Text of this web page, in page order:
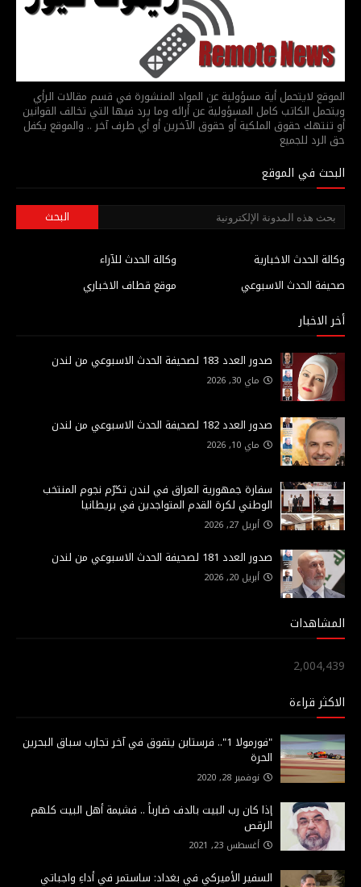
الموقع لايتحمل أية مسؤولية عن المواد المنشورة في قسم مقالات الرأي
ويتحمل الكاتب كامل المسؤولية عن أرائه وما يرد فيها التي تخالف القوانين
أو تنتهك حقوق الملكية أو حقوق الآخرين أو أي طرف آخر .. والموقع يكفل
حق الرد للجميع
البحث في الموقع
وكالة الحدث للآراء
وكالة الحدث الاخبارية
موقع قطاف الاخباري
صحيفة الحدث الاسبوعي
أخر الاخبار
صدور العدد 183 لصحيفة الحدث الاسبوعي من لندن
ماي 30, 2026
صدور العدد 182 لصحيفة الحدث الاسبوعي من لندن
ماي 10, 2026
سفارة جمهورية العراق في لندن تكرّم نجوم المنتخب
الوطني لكرة القدم المتواجدين في بريطانيا
أبريل 27, 2026
صدور العدد 181 لصحيفة الحدث الاسبوعي من لندن
أبريل 20, 2026
المشاهدات
2,004,439
الاكثر قراءة
"فورمولا 1".. فرستابن يتفوق في آخر تجارب سباق البحرين
الحرة
نوفمبر 28, 2020
إذا كان رب البيت بالدف ضارباً .. فشيمة أهل البيت كلهم
الرقص
أغسطس 23, 2021
السفير الأميركي في بغداد: ساستمر في أداءِ واجباتي